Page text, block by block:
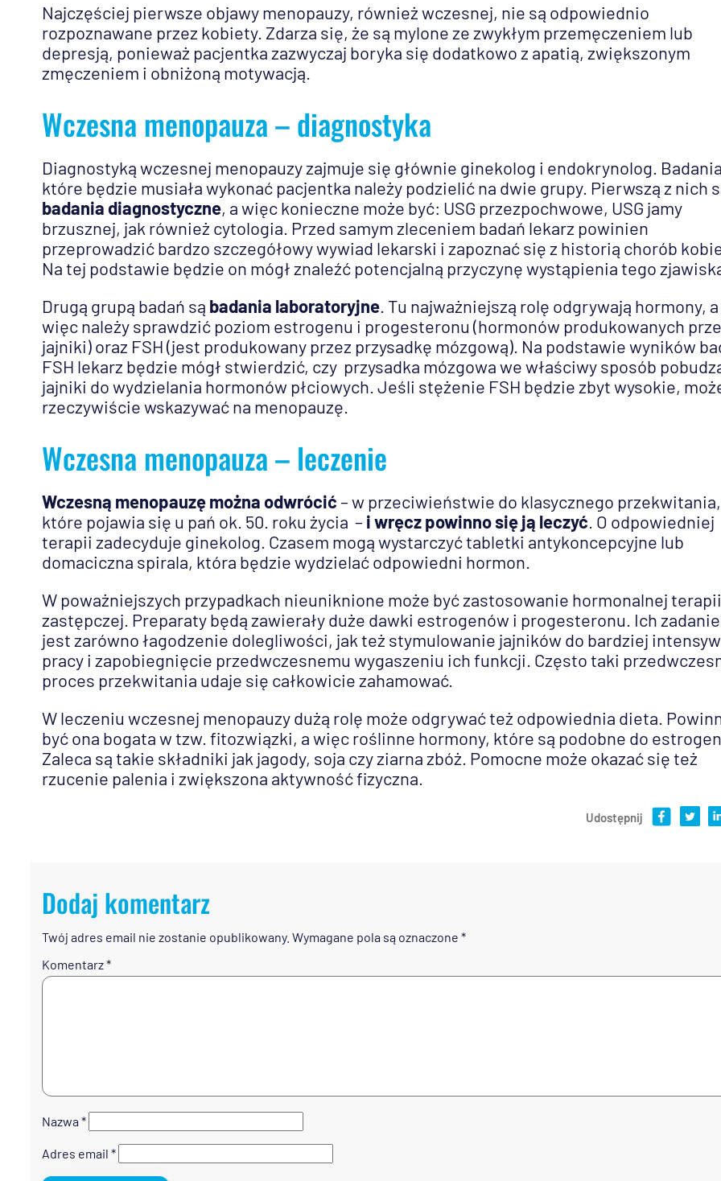
Najczęściej pierwsze objawy menopauzy, również wczesnej, nie są odpowiednio
rozpoznawane przez kobiety. Zdarza się, że są mylone ze zwykłym przemęczeniem lub
depresją, ponieważ pacjentka zazwyczaj boryka się dodatkowo z apatią, zwiększonym
zmęczeniem i obniżoną motywacją.
Wczesna menopauza – diagnostyka
Diagnostyką wczesnej menopauzy zajmuje się głównie ginekolog i endokrynolog.
które będzie musiała wykonać pacjentka należy podzielić na dwie grupy. Pierwszą z nich
badania diagnostyczne, a więc konieczne może być: USG przezpochwowe, USG jamy
brzusznej, jak również cytologia. Przed samym zleceniem badań lekarz powinien
przeprowadzić bardzo szczegółowy wywiad lekarski i zapoznać się z historią chorób
Na tej podstawie będzie on mógł znaleźć potencjalną przyczynę wystąpienia tego
Drugą grupą badań są badania laboratoryjne . Tu najważniejszą rolę odgrywają hormony, a
więc należy sprawdzić poziom estrogenu i progesteronu (hormonów produkowanych
jajniki) oraz FSH (jest produkowany przez przysadkę mózgową). Na podstawie wyników
FSH lekarz będzie mógł stwierdzić, czy przysadka mózgowa we właściwy sposób
jajniki do wydzielania hormonów płciowych. Jeśli stężenie FSH będzie zbyt wysokie,
rzeczywiście wskazywać na menopauzę.
Wczesna menopauza – leczenie
Wczesną menopauzę można odwrócić– w przeciwieństwie do klasycznego przekwitania,
które pojawia się u pań ok. 50. roku życia – i wręcz powinno się ją leczyć . O odpowiedniej
terapii zadecyduje ginekolog. Czasem mogą wystarczyć tabletki antykoncepcyjne lub
domaciczna spirala, która będzie wydzielać odpowiedni hormon.
W poważniejszych przypadkach nieuniknione może być zastosowanie hormonalnej terapii
zastępczej. Preparaty będą zawierały duże dawki estrogenów i progesteronu. Ich
jest zarówno łagodzenie dolegliwości, jak też stymulowanie jajników do bardziej
pracy i zapobiegnięcie przedwczesnemu wygaszeniu ich funkcji. Często taki
proces przekwitania udaje się całkowicie zahamować.
W leczeniu wczesnej menopauzy dużą rolę może odgrywać też odpowiednia dieta.
być ona bogata w tzw. fitozwiązki, a więc roślinne hormony, które są podobne do
Zaleca są takie składniki jak jagody, soja czy ziarna zbóż. Pomocne może okazać się też
rzucenie palenia i zwiększona aktywność fizyczna.
Udostępnij
Dodaj komentarz
Twój adres email nie zostanie opublikowany. Wymagane pola są oznaczone *
Komentarz*
Nazwa *
Adres email *